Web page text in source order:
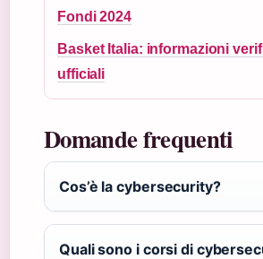
Fondi 2024
Basket Italia: informazioni
ufficiali
Domande frequenti
Cos’è la cybersecurity?
Quali sono i corsi di